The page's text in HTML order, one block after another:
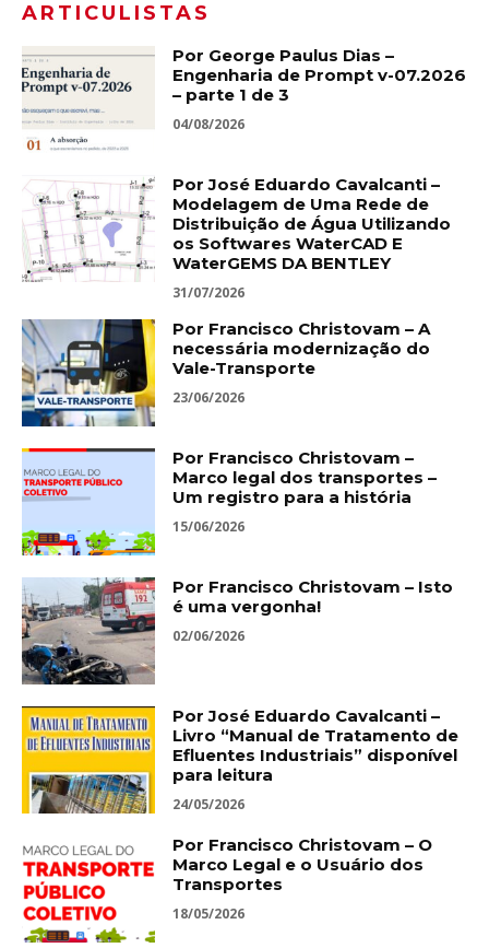
ARTICULISTAS
Por George Paulus Dias –
Engenharia de Prompt v-07.2026
– parte 1 de 3
04/08/2026
Por José Eduardo Cavalcanti –
Modelagem de Uma Rede de
Distribuição de Água Utilizando
os Softwares WaterCAD E
WaterGEMS DA BENTLEY
31/07/2026
Por Francisco Christovam – A
necessária modernização do
Vale-Transporte
23/06/2026
Por Francisco Christovam –
Marco legal dos transportes –
Um registro para a história
15/06/2026
Por Francisco Christovam – Isto
é uma vergonha!
02/06/2026
Por José Eduardo Cavalcanti –
Livro “Manual de Tratamento de
Efluentes Industriais” disponível
para leitura
24/05/2026
Por Francisco Christovam – O
Marco Legal e o Usuário dos
Transportes
18/05/2026